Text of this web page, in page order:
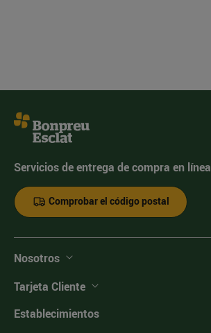
Servicios de entrega de compra en línea
Comprobar el código postal
Nosotros
Tarjeta Cliente
Establecimientos